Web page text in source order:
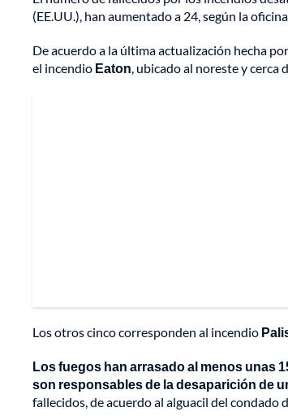
(EE.UU.), han aumentado a 24, según la
De acuerdo a la última actualización hecha
el incendio Eaton, ubicado al noreste y cerca
Los otros cinco corresponden al incendio
Los fuegos han arrasado al menos unas
son responsables de la desaparición de
fallecidos, de acuerdo al alguacil del condado